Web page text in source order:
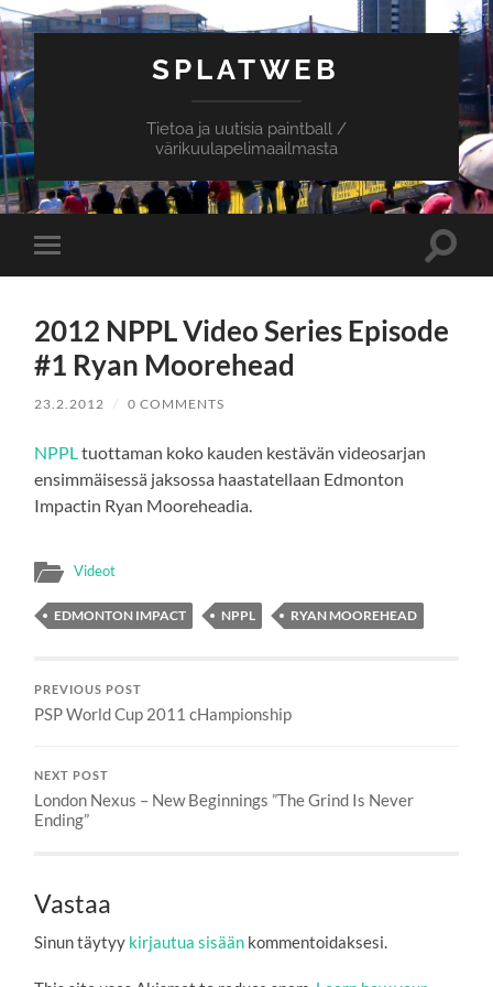
SPLATWEB
Tietoa ja uutisia paintball /
värikuulapelimaailmasta
Toggle
mobile
Toggle
2012 NPPL Video Series Episode
#1 Ryan Moorehead
23.2.2012 / 0 COMMENTS
NPPL tuottaman koko kauden kestävän videosarjan
ensimmäisessä jaksossa haastatellaan Edmonton
Impactin Ryan Mooreheadia.
Videot
EDMONTON IMPACT NPPL RYAN MOOREHEAD
PREVIOUS POST
PSP World Cup 2011 cHampionship
NEXT POST
London Nexus – New Beginnings ”The Grind Is Never
Ending”
Vastaa
Sinun täytyy kirjautua sisään kommentoidaksesi.